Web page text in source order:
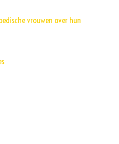
vrouwen over hun